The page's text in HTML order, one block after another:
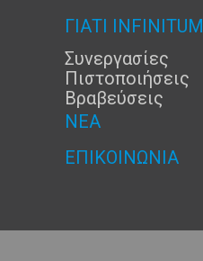
ΓΙΑΤΊ INFINITUM
Συνεργασίες
Πιστοποιήσεις
Βραβεύσεις
ΝΈΑ
ΕΠΙΚΟΙΝΩΝΊΑ